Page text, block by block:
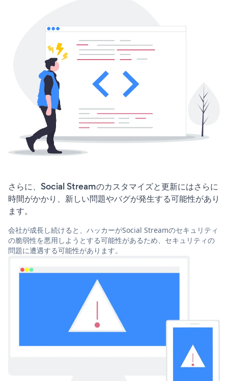
さらに、Social Streamのカスタマイズと更新にはさらに
時間がかかり、新しい問題やバグが発生する可能性があり
ます。
会社が成長し続けると、ハッカーがSocial Streamのセキュリティ
の脆弱性を悪用しようとする可能性があるため、セキュリティの
問題に遭遇する可能性があります。